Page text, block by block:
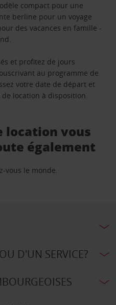
compact pour une
berline pour un voyage
des vacances en famille -
et profitez de jours
au programme de
votre date de départ et
location à disposition.
location vous
également
vous le monde.
D'UN SERVICE?